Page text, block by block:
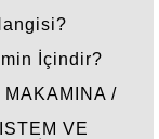
İçindir?
/
VE